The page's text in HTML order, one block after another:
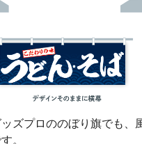
ズプロののぼり旗でも、
。